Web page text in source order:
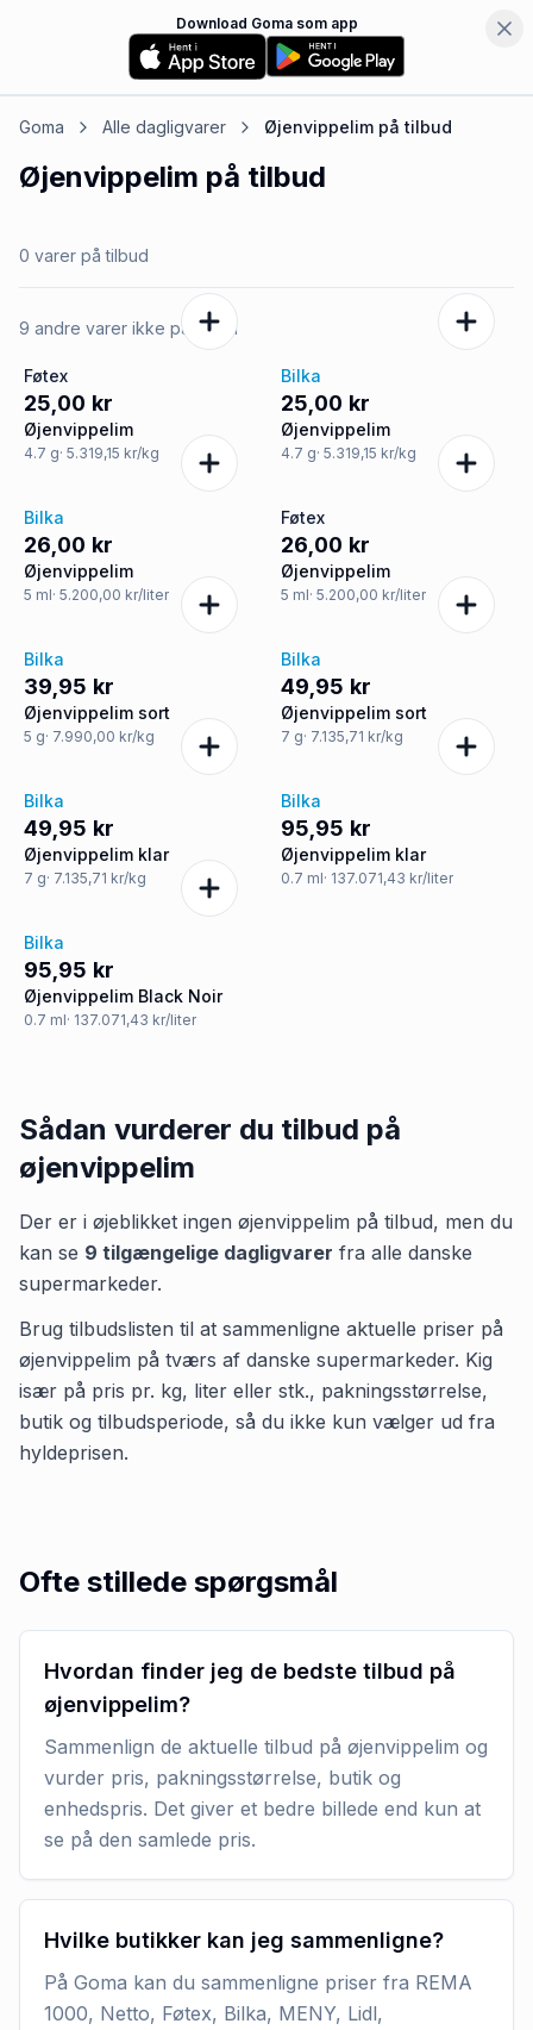
Download Goma som app
Goma Alle dagligvarer Øjenvippelim på tilbud
Øjenvippelim på tilbud
0 varer på tilbud
9 andre varer ikke på tilbud
Føtex
25,00 kr
Øjenvippelim
4.7 g· 5.319,15 kr/kg
Bilka
25,00 kr
Øjenvippelim
4.7 g· 5.319,15 kr/kg
Bilka
26,00 kr
Øjenvippelim
5 ml· 5.200,00 kr/liter
Føtex
26,00 kr
Øjenvippelim
5 ml· 5.200,00 kr/liter
Bilka
39,95 kr
Øjenvippelim sort
5 g· 7.990,00 kr/kg
Bilka
49,95 kr
Øjenvippelim sort
7 g· 7.135,71 kr/kg
Bilka
49,95 kr
Øjenvippelim klar
7 g· 7.135,71 kr/kg
Bilka
95,95 kr
Øjenvippelim klar
0.7 ml· 137.071,43 kr/liter
Bilka
95,95 kr
Øjenvippelim Black Noir
0.7 ml· 137.071,43 kr/liter
Sådan vurderer du tilbud på
øjenvippelim
Der er i øjeblikket ingen øjenvippelim på tilbud, men du
kan se 9 tilgængelige dagligvarer fra alle danske
supermarkeder.
Brug tilbudslisten til at sammenligne aktuelle priser på
øjenvippelim på tværs af danske supermarkeder. Kig
især på pris pr. kg, liter eller stk., pakningsstørrelse,
butik og tilbudsperiode, så du ikke kun vælger ud fra
hyldeprisen.
Ofte stillede spørgsmål
Hvordan finder jeg de bedste tilbud på
øjenvippelim?
Sammenlign de aktuelle tilbud på øjenvippelim og
vurder pris, pakningsstørrelse, butik og
enhedspris. Det giver et bedre billede end kun at
se på den samlede pris.
Hvilke butikker kan jeg sammenligne?
På Goma kan du sammenligne priser fra REMA
1000, Netto, Føtex, Bilka, MENY, Lidl,